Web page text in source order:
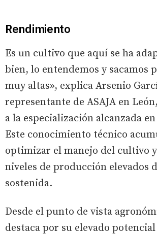
Rendimiento
Es un cultivo que aquí se ha
bien, lo entendemos y sacamos
muy altas», explica Arsenio
representante de ASAJA en
a la especialización alcanzada
Este conocimiento técnico
optimizar el manejo del cultivo
niveles de producción elevados
sostenida.
Desde el punto de vista
destaca por su elevado